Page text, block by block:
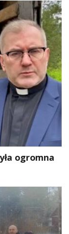
ogromna